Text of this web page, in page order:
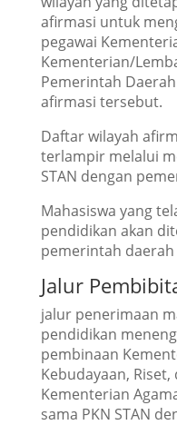
afirmasi untuk
pegawai
Kementerian/
Pemerintah
afirmasi tersebut.
Daftar wilayah
terlampir melalui
STAN dengan
Mahasiswa yang
pendidikan akan
pemerintah daerah
Jalur
jalur penerimaan
pendidikan
pembinaan
Kebudayaan,
Kementerian
sama PKN STAN